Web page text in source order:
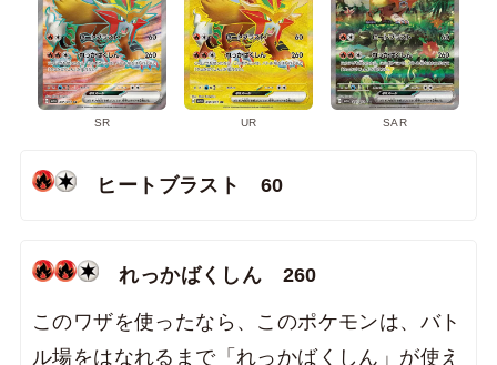
SR UR SAR
ヒートブラスト 60
れっかばくしん 260
このワザを使ったなら、このポケモンは、バト
ル場をはなれるまで「れっかばくしん」が使え